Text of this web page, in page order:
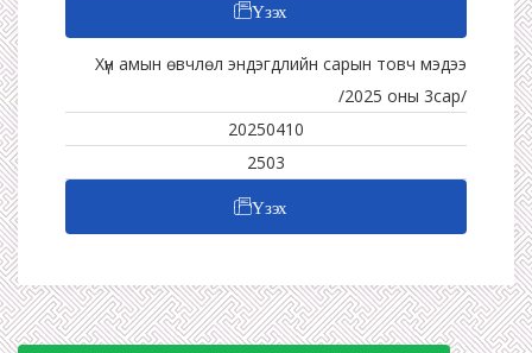
Үзэх
Хүн амын өвчлөл эндэгдлийн сарын товч мэдээ
/2025 оны 3сар/
20250410
2503
Үзэх